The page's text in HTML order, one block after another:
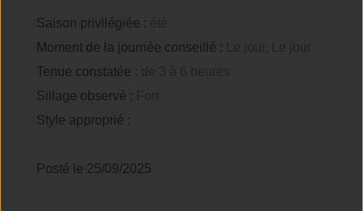
Saison privilégiée : été
Moment de la journée conseillé :
Le jour, Le jour
Tenue constatée : de 3 à 6 heures
Sillage observé : Fort
Style approprié :
Posté le 25/09/2025